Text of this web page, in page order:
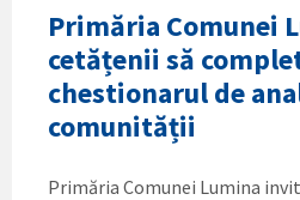
Primăria Comunei
cetățenii să
chestionarul de
comunității
Primăria Comunei Lumina